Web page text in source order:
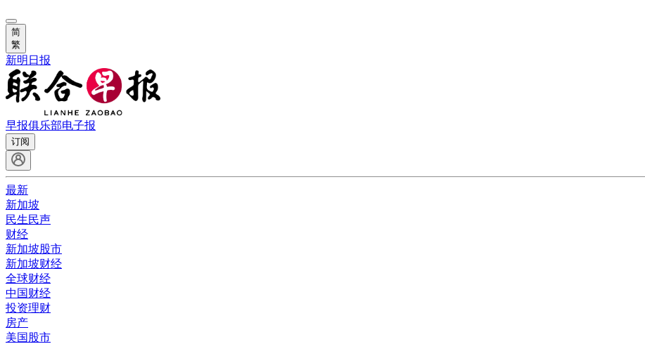
简
繁
新明日报
早报俱乐部电子报
订阅
最新
新加坡
民生民声
财经
新加坡股市
新加坡财经
全球财经
中国财经
投资理财
房产
美国股市